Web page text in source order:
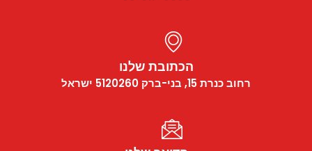
הכתובת שלנו
רחוב כנרת 15, בני-ברק 5120260 ישראל